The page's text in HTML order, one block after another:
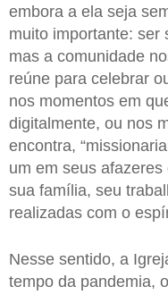
embora a ela seja
muito importante: ser
mas a comunidade
reúne para celebrar
nos momentos em
digitalmente, ou nos
encontra,
um em seus
sua família, seu
realizadas com o
Nesse sentido, a
tempo da pandemia,